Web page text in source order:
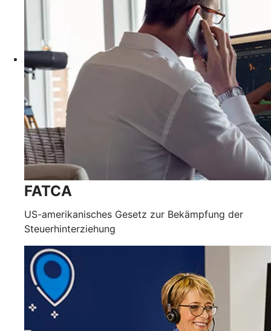
FATCA
US-amerikanisches Gesetz zur Bekämpfung der
Steuerhinterziehung